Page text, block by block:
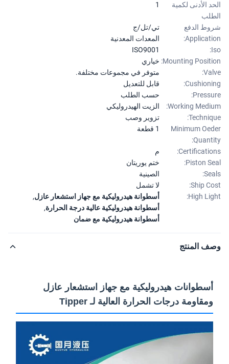
الأدنى لكمية
1
الدفع
تي/تل/ج
المعدات المعدنية
ISO9001
Mounting خياري
متوفر في مجموعات مختلفة.
قابل للتعديل
حسب الطلب
Working
الزيت الهيدروليكي
تزوير وصب
Minimum
1 قطعة
Piston
ختم يوريتان
الصينية
Ship
لا تشمل
High
أسطوانة هيدروليكية مع جهاز استشعار عازل
أسطوانة هيدروليكية عالية درجة الحرارة,
أسطوانة هيدروليكية مع ضمان
المنتج
أسطوانات هيدروليكية مع جهاز استشعار عازل
ومقاومة درجات الحرارة العالية لـ Tipper